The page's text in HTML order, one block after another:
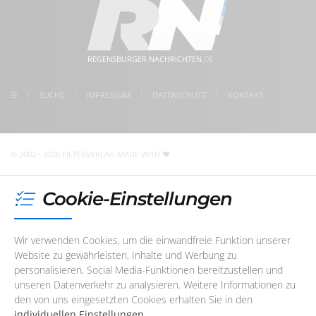
im Herzen der Regensburger Altstadt
5 Min. Gehweg zum Bahnhof Regensburg
kostenlose Parkplätze direkt vor der Tür
www.regensburger-nachrichten.de
meet us on facebook
follow us on Instagram
08:30 - 17:00 Uhr
08:30 - 17:00 Uhr
08:30 - 17:00 Uhr
08:30 - 17:00 Uhr
REGENSBURGER NACHRICHTEN .DE
SUCHE IMPRESSUM DATENSCHUTZ KONTAKT
© 2002 - 2026 FILTERVERLAG MADE WITH
Cookie-Einstellungen
Wir verwenden Cookies, um die einwandfreie Funktion unserer
Website zu gewährleisten, Inhalte und Werbung zu
personalisieren, Social Media-Funktionen bereitzustellen und
unseren Datenverkehr zu analysieren. Weitere Informationen zu
den von uns eingesetzten Cookies erhalten Sie in den